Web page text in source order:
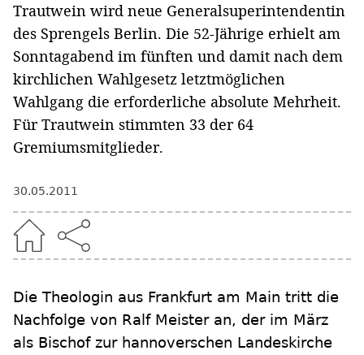
Trautwein wird neue Generalsuperintendentin
des Sprengels Berlin. Die 52-Jährige erhielt am
Sonntagabend im fünften und damit nach dem
kirchlichen Wahlgesetz letztmöglichen
Wahlgang die erforderliche absolute Mehrheit.
Für Trautwein stimmten 33 der 64
Gremiumsmitglieder.
30.05.2011
Die Theologin aus Frankfurt am Main tritt die
Nachfolge von Ralf Meister an, der im März
als Bischof zur hannoverschen Landeskirche